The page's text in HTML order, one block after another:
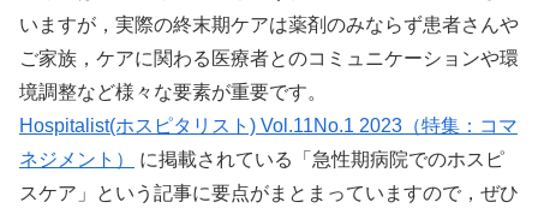
いますが，実際の終末期ケアは薬剤のみならず患者さんや
ご家族，ケアに関わる医療者とのコミュニケーションや環
境調整など様々な要素が重要です。
Hospitalist(ホスピタリスト) Vol.11No.1 2023（特集：コマ
ネジメント）
に掲載されている「急性期病院でのホスピ
スケア」という記事に要点がまとまっていますので，ぜひ